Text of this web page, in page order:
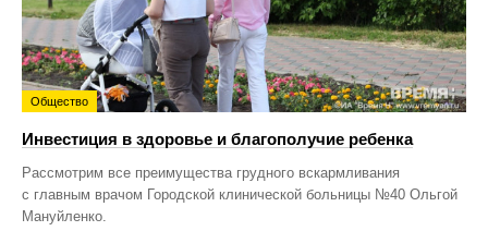
Общество
Инвестиция в здоровье и благополучие ребенка
Рассмотрим все преимущества грудного вскармливания
с главным врачом Городской клинической больницы №40 Ольгой
Мануйленко.